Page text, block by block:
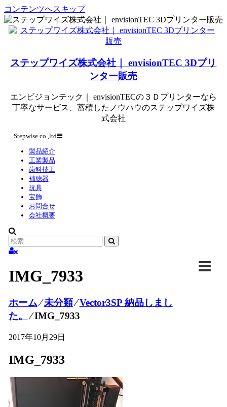
コンテンツへスキップ
ステップワイズ株式会社｜ envisionTEC 3Dプリ
ンター販売
エンビジョンテック｜ envisionTECの３Ｄプリンターなら
丁寧なサービス、蓄積したノウハウのステップワイズ株
式会社
Stepwise co.,ltd
製品紹介
工業製品
歯科技工
補聴器
玩具
宝飾
お問合せ
会社概要
IMG_7933
ホーム⁄未分類⁄Vector3SP 納品しまし
た。 ⁄IMG_7933
2017年10月29日
IMG_7933